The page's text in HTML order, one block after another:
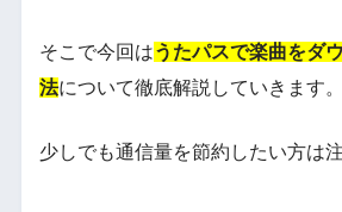
そこで今回はうたパスで楽曲をダ
法について徹底解説していきます。
少しでも通信量を節約したい方は